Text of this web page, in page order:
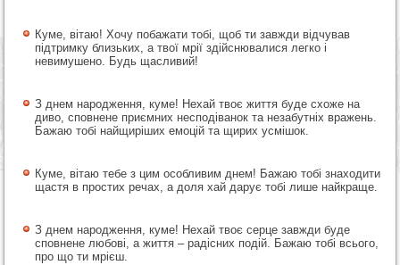
Куме, вітаю! Хочу побажати тобі, щоб ти завжди відчував
підтримку близьких, а твої мрії здійснювалися легко і
невимушено. Будь щасливий!
З днем народження, куме! Нехай твоє життя буде схоже на
диво, сповнене приємних несподіванок та незабутніх вражень.
Бажаю тобі найщиріших емоцій та щирих усмішок.
Куме, вітаю тебе з цим особливим днем! Бажаю тобі знаходити
щастя в простих речах, а доля хай дарує тобі лише найкраще.
З днем народження, куме! Нехай твоє серце завжди буде
сповнене любові, а життя – радісних подій. Бажаю тобі всього,
про що ти мрієш.